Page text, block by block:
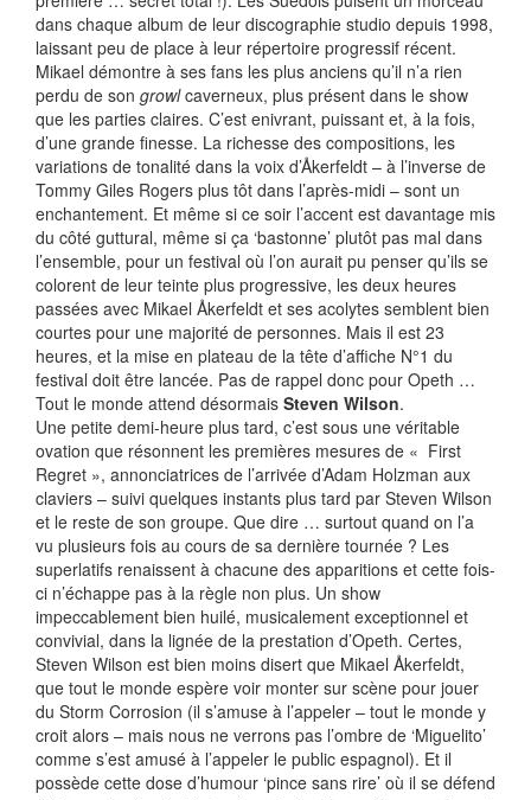
dans chaque album de leur discographie studio depuis 1998,
laissant peu de place à leur répertoire progressif récent.
Mikael démontre à ses fans les plus anciens qu’il n’a rien
perdu de son growlcaverneux, plus présent dans le show
que les parties claires. C’est enivrant, puissant et, à la fois,
d’une grande finesse. La richesse des compositions, les
variations de tonalité dans la voix d’Åkerfeldt – à l’inverse de
Tommy Giles Rogers plus tôt dans l’après-midi – sont un
enchantement. Et même si ce soir l’accent est davantage mis
du côté guttural, même si ça ‘bastonne’ plutôt pas mal dans
l’ensemble, pour un festival où l’on aurait pu penser qu’ils se
colorent de leur teinte plus progressive, les deux heures
passées avec Mikael Åkerfeldt et ses acolytes semblent bien
courtes pour une majorité de personnes. Mais il est 23
heures, et la mise en plateau de la tête d’affiche N°1 du
festival doit être lancée. Pas de rappel donc pour Opeth …
Tout le monde attend désormais Steven Wilson.
Une petite demi-heure plus tard, c’est sous une véritable
ovation que résonnent les premières mesures de « First
Regret », annonciatrices de l’arrivée d’Adam Holzman aux
claviers – suivi quelques instants plus tard par Steven Wilson
et le reste de son groupe. Que dire … surtout quand on l’a
vu plusieurs fois au cours de sa dernière tournée ? Les
superlatifs renaissent à chacune des apparitions et cette fois-
ci n’échappe pas à la règle non plus. Un show
impeccablement bien huilé, musicalement exceptionnel et
convivial, dans la lignée de la prestation d’Opeth. Certes,
Steven Wilson est bien moins disert que Mikael Åkerfeldt,
que tout le monde espère voir monter sur scène pour jouer
du Storm Corrosion (il s’amuse à l’appeler – tout le monde y
croit alors – mais nous ne verrons pas l’ombre de ‘Miguelito’
comme s’est amusé à l’appeler le public espagnol). Et il
possède cette dose d’humour ‘pince sans rire’ où il se défend